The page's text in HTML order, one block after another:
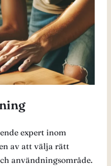
expert inom
av att välja rätt
användningsområde.